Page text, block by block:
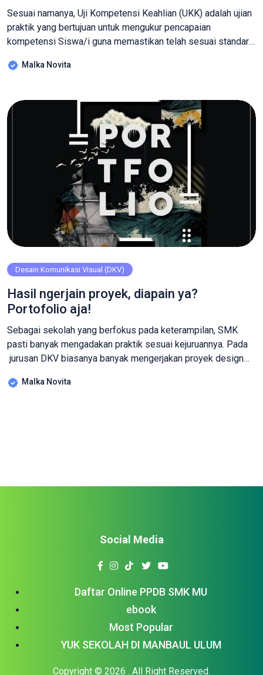
Sesuai namanya, Uji Kompetensi Keahlian (UKK) adalah ujian
praktik yang bertujuan untuk mengukur pencapaian
kompetensi Siswa/i guna memastikan telah sesuai standar
diujikan adalah perencanaan konsep desain yang dikemas
menunya. Melalui tugas ini akan mengukur beberapa aspek
utama desain grafis […]
Malka Novita
Desain Komunikasi Visual (DKV)
Hasil ngerjain proyek, diapain ya?
Portofolio aja!
Sebagai sekolah yang berfokus pada keterampilan, SMK
pasti banyak mengadakan praktik sesuai kejuruannya. Pada
jurusan DKV biasanya banyak mengerjakan proyek design
design media sosial, ilustrasi digital bahkan iklan juga lho!
Malka Novita
Daftar Online PPDB SMK MU
ebook
Most Popular
YUK SEKOLAH DI MANBAUL ULUM
Copyright © 2026 . All Right Reserved.
Social Media